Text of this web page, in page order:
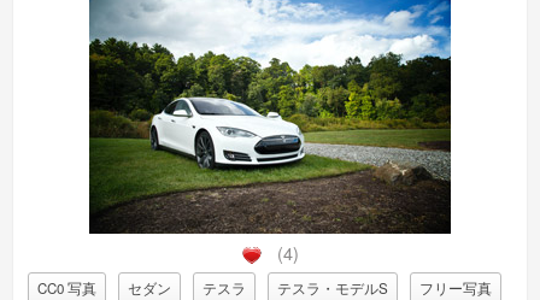
(4)
CC0 写真 セダン テスラ テスラ・モデルS フリー写真